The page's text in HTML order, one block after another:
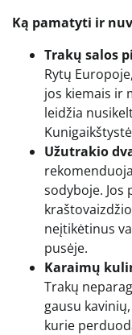
Ką pamatyti ir
Trakų salos
Rytų
jos kiemais ir
leidžia
Užutrakio
sodyboje. Jos
neįtikėtinus
pusėje.
Karaimų
Trakų
gausu
kurie